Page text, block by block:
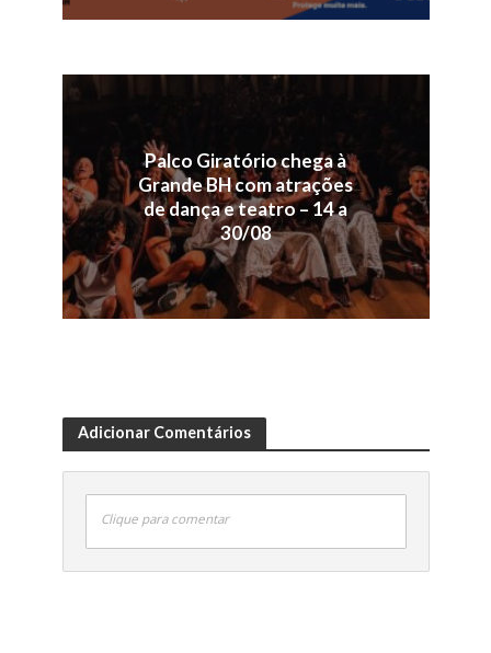
Palco Giratório chega à
Grande BH com atrações
de dança e teatro – 14 a
30/08
Adicionar Comentários
Clique para comentar